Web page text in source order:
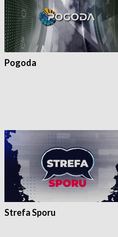
Pogoda
Strefa Sporu